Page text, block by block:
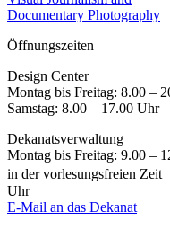
Documentary Photography
Öffnungszeiten
Design Center
Montag bis Freitag: 8.00 –
Samstag: 8.00 – 17.00 Uhr
Dekanatsverwaltung
Montag bis Freitag: 9.00 –
in der vorlesungsfreien
Uhr
E-Mail an das Dekanat